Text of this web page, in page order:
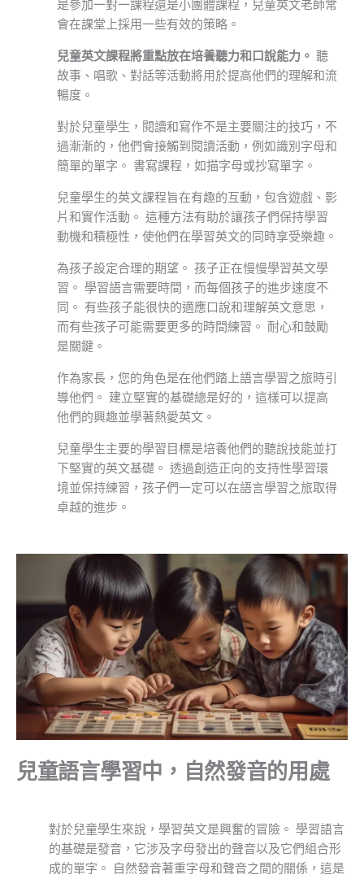
是參加一對一課程還是小團體課程，兒童英文老師常
會在課堂上採用一些有效的策略。
兒童英文課程將重點放在培養聽力和口說能力。 聽
故事、唱歌、對話等活動將用於提高他們的理解和流
暢度。
對於兒童學生，閱讀和寫作不是主要關注的技巧，不
過漸漸的，他們會接觸到閱讀活動，例如識別字母和
簡單的單字。 書寫課程，如描字母或抄寫單字。
兒童學生的英文課程旨在有趣的互動，包含遊戲、影
片和實作活動。 這種方法有助於讓孩子們保持學習
動機和積極性，使他們在學習英文的同時享受樂趣。
為孩子設定合理的期望。 孩子正在慢慢學習英文學
習。 學習語言需要時間，而每個孩子的進步速度不
同。 有些孩子能很快的適應口說和理解英文意思，
而有些孩子可能需要更多的時間練習。 耐心和鼓勵
是關鍵。
作為家長，您的角色是在他們踏上語言學習之旅時引
導他們。 建立堅實的基礎總是好的，這樣可以提高
他們的興趣並學著熱愛英文。
兒童學生主要的學習目標是培養他們的聽說技能並打
下堅實的英文基礎。 透過創造正向的支持性學習環
境並保持練習，孩子們一定可以在語言學習之旅取得
卓越的進步。
兒童語言學習中，自然發音的用處
對於兒童學生來說，學習英文是興奮的冒險。 學習語言
的基礎是發音，它涉及字母發出的聲音以及它們組合形
成的單字。 自然發音著重字母和聲音之間的關係，這是